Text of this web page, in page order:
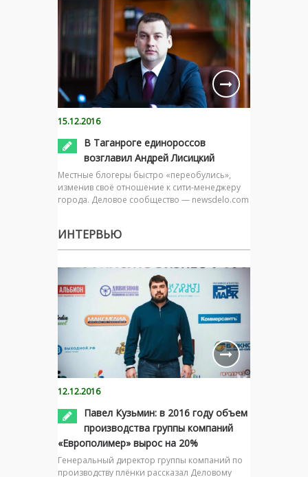
15.12.2016
В Таганроге единороссов
возглавил Андрей Лисицкий
Местные блогеры быстро «переобулись»,
изменив своё отношение к сити-менеджеру
города. Деловое сообщество — newsdelo.com
ИНТЕРВЬЮ
12.12.2016
Павел Кузьмин: в 2016 году объем
производства группы компаний
«Европолимер» вырос на 20%
Генеральный директор группы компаний по
производству плёнки рассказал Деловому